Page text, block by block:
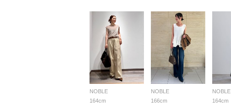
NOBLE
164cm
NOBLE
166cm
NOBLE
164cm